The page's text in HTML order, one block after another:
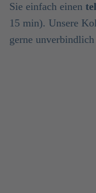
Sie einfach einen
15 min). Unsere
gerne